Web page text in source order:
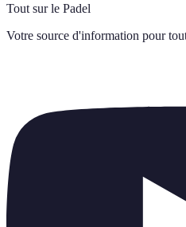
Tout sur le Padel
Votre source d'information pour